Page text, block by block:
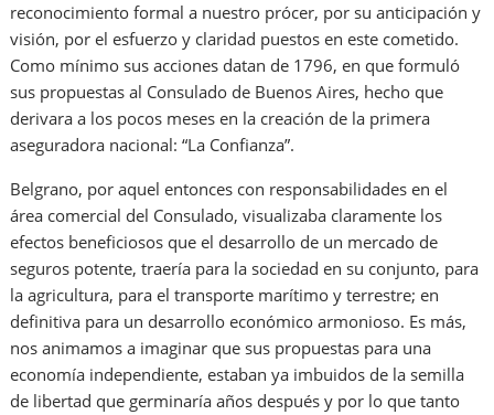
reconocimiento formal a nuestro prócer, por su anticipación y
visión, por el esfuerzo y claridad puestos en este cometido.
Como mínimo sus acciones datan de 1796, en que formuló
sus propuestas al Consulado de Buenos Aires, hecho que
derivara a los pocos meses en la creación de la primera
aseguradora nacional: “La Confianza”.
Belgrano, por aquel entonces con responsabilidades en el
área comercial del Consulado, visualizaba claramente los
efectos beneficiosos que el desarrollo de un mercado de
seguros potente, traería para la sociedad en su conjunto, para
la agricultura, para el transporte marítimo y terrestre; en
definitiva para un desarrollo económico armonioso. Es más,
nos animamos a imaginar que sus propuestas para una
economía independiente, estaban ya imbuidos de la semilla
de libertad que germinaría años después y por lo que tanto